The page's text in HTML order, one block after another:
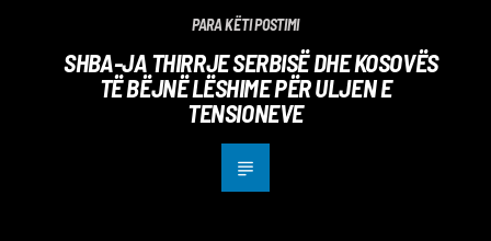
PARA KËTI POSTIMI
SHBA-JA THIRRJE SERBISË DHE KOSOVËS
TË BËJNË LËSHIME PËR ULJEN E
TENSIONEVE